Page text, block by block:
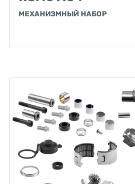
МЕХАНИЗМНЫЙ НАБОР